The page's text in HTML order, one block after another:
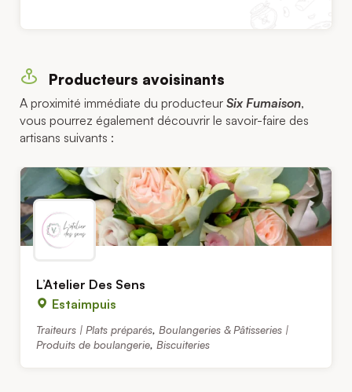
Producteurs avoisinants
A proximité immédiate du producteur Six Fumaison,
vous pourrez également découvrir le savoir-faire des
artisans suivants :
L’Atelier Des Sens
Estaimpuis
Traiteurs | Plats préparés, Boulangeries & Pâtisseries |
Produits de boulangerie, Biscuiteries